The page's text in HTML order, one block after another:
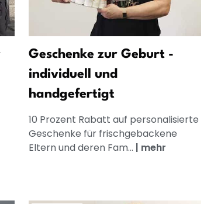
Geschenke zur Geburt -
individuell und
handgefertigt
10 Prozent Rabatt auf personalisierte
Geschenke für frischgebackene
Eltern und deren Fam... | mehr